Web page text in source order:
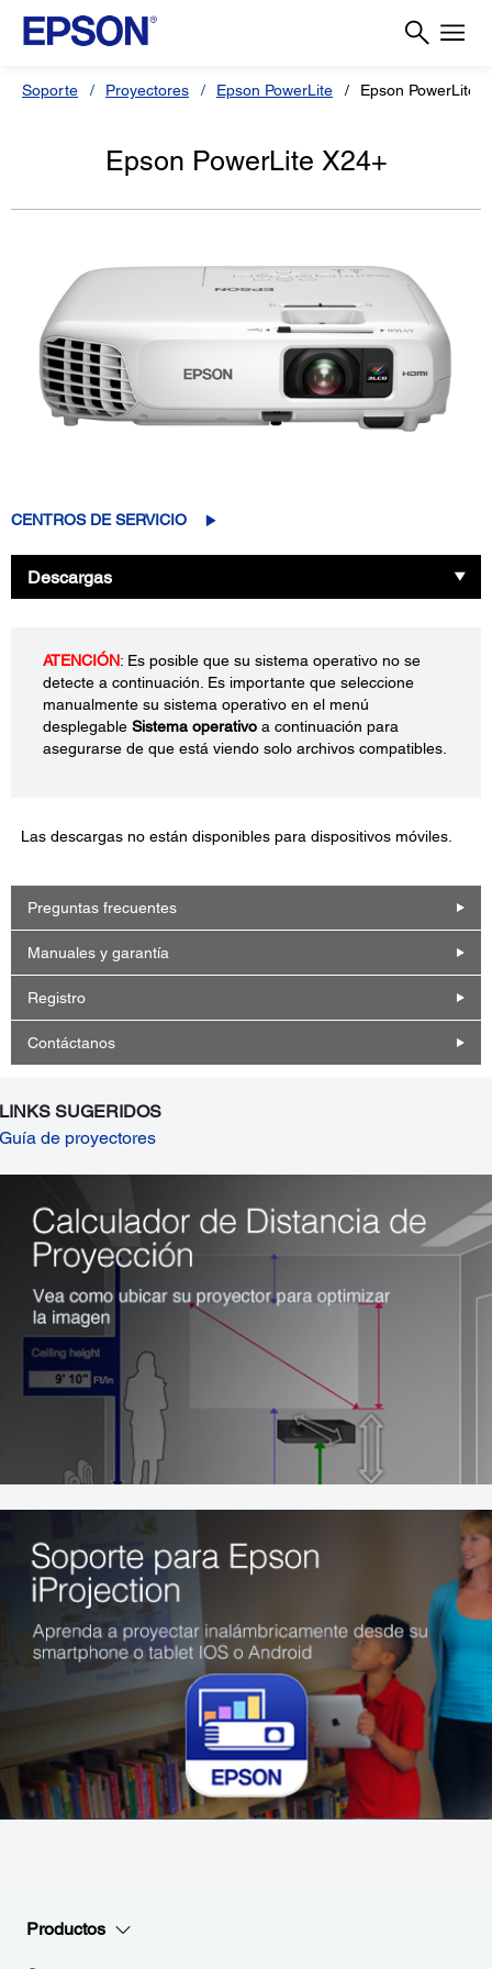
Soporte Proyectores Epson PowerLite Epson PowerLite
Epson PowerLite X24+
CENTROS DE SERVICIO
Descargas
ATENCIÓN: Es posible que su sistema operativo no se
detecte a continuación. Es importante que seleccione
manualmente su sistema operativo en el menú
desplegable Sistema operativo a continuación para
asegurarse de que está viendo solo archivos compatibles.
Las descargas no están disponibles para dispositivos móviles.
Preguntas frecuentes
Manuales y garantía
Registro
Contáctanos
LINKS SUGERIDOS
Guía de proyectores
Productos